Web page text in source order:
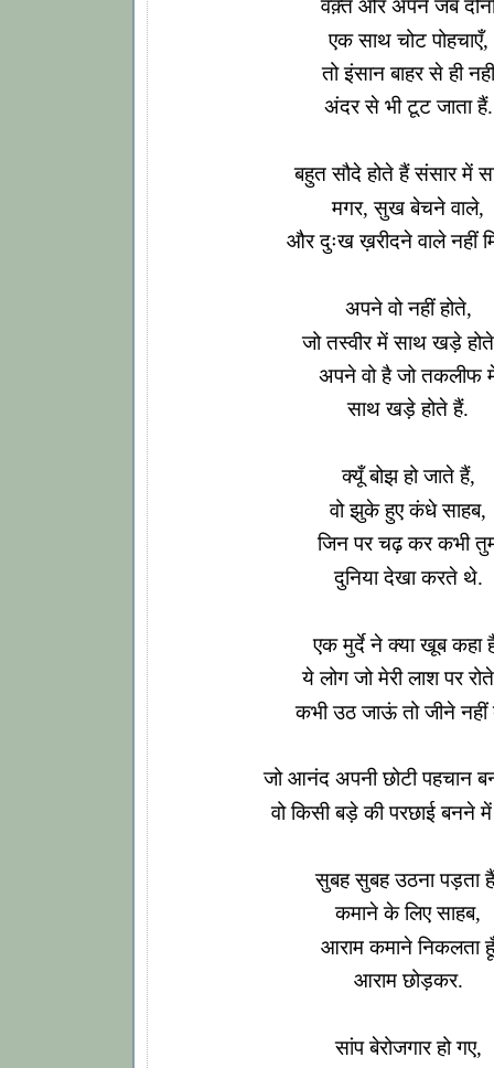
वक़्त और अपने जब
एक साथ चोट पोहचाएँ,
तो इंसान बाहर से ही नहीं
अंदर से भी टूट जाता हैं.
बहुत सौदे होते हैं संसार में
मगर, सुख बेचने वाले,
और दुःख ख़रीदने वाले नहीं
अपने वो नहीं होते,
जो तस्वीर में साथ खड़े
अपने वो है जो तकलीफ
साथ खड़े होते हैं.
क्यूँ बोझ हो जाते हैं,
वो झुके हुए कंधे साहब,
जिन पर चढ़ कर कभी
दुनिया देखा करते थे.
एक मुर्दे ने क्या खूब कहा
ये लोग जो मेरी लाश पर
कभी उठ जाऊं तो जीने नहीं
जो आनंद अपनी छोटी पहचान
वो किसी बड़े की परछाई बनने
सुबह सुबह उठना पड़ता
कमाने के लिए साहब,
आराम कमाने निकलता हूँ
आराम छोड़कर.
सांप बेरोजगार हो गए,